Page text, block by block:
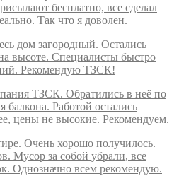
бесплатно, все сделал
Так что я доволен.
дом загородный. Остались
высоте. Специалисты быстро
Рекомендую ТЗСК!
ТЗСК. Обратились в неё по
балкона. Работой остались
цены не высокие. Рекомендуем.
Очень хорошо получилось.
Мусор за собой убрали, все
Однозначно всем рекомендую.